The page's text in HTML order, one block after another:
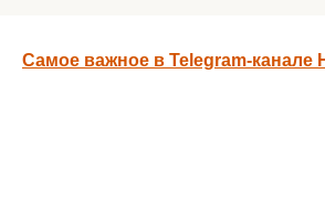
Самое важное в Telegram-канале